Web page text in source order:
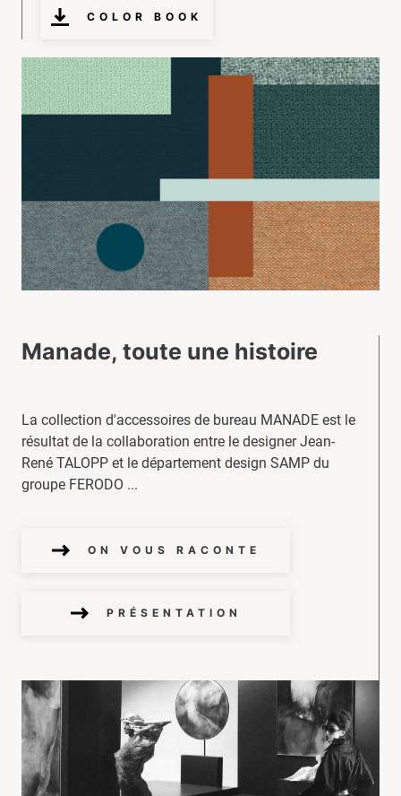
COLOR BOOK
Manade, toute une histoire
La collection d'accessoires de bureau MANADE est le
résultat de la collaboration entre le designer Jean-
René TALOPP et le département design SAMP du
groupe FERODO ...
ON VOUS RACONTE
PRÉSENTATION